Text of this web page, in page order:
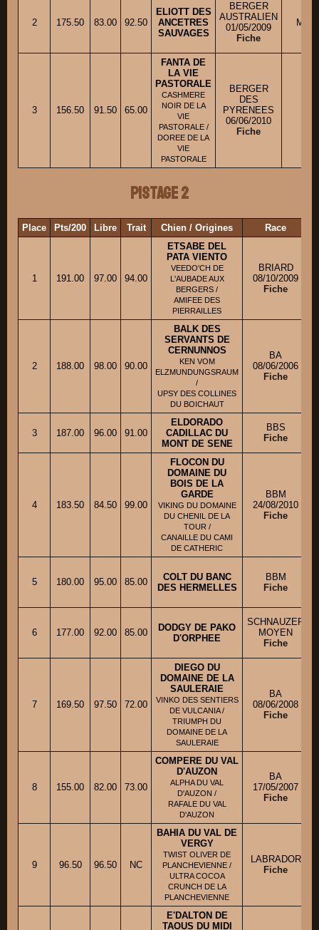
2 175.50 83.00 92.50
ELIOTT DES
ANCETRES
SAUVAGES
BERGER
AUSTRALIEN
01/05/2009
Fiche
M.
3 156.50 91.50 65.00
FANTA DE
LA VIE
PASTORALE
CASHMERE
NOIR DE LA
VIE
PASTORALE /
DOREE DE LA
VIE
PASTORALE
BERGER
DES
PYRENEES
06/06/2010
Fiche
Pistage 2
Place Pts/200 Libre Trait Chien / Origines Race
1 191.00 97.00 94.00
ETSABE DEL
PATA VIENTO
VEEDO'CH DE
L'AUBADE AUX
BERGERS /
AMIFEE DES
PIERRAILLES
BRIARD
08/10/2009
Fiche
2 188.00 98.00 90.00
BALK DES
SERVANTS DE
CERNUNNOS
KEN VOM
ELZMUNDUNGSRAUM
/
UPSY DES COLLINES
DU BOICHAUT
BA
08/06/2006
Fiche
3 187.00 96.00 91.00
ELDORADO
CADILLAC DU
MONT DE SENE
BBS
Fiche
4 183.50 84.50 99.00
FLOCON DU
DOMAINE DU
BOIS DE LA
GARDE
VIKING DU DOMAINE
DU CHENIL DE LA
TOUR /
CANAILLE DU CAMI
DE CATHERIC
BBM
24/08/2010
Fiche
5 180.00 95.00 85.00
COLT DU BANC
DES HERMELLES
BBM
Fiche
6 177.00 92.00 85.00
DODGY DE PAKO
D'ORPHEE
SCHNAUZER
MOYEN
Fiche
7 169.50 97.50 72.00
DIEGO DU
DOMAINE DE LA
SAULERAIE
VINKO DES SENTIERS
DE VULCANIA /
TRIUMPH DU
DOMAINE DE LA
SAULERAIE
BA
08/06/2008
Fiche
8 155.00 82.00 73.00
COMPERE DU VAL
D'AUZON
ALPHA DU VAL
D'AUZON /
RAFALE DU VAL
D'AUZON
BA
17/05/2007
Fiche
9 96.50 96.50 NC
BAHIA DU VAL DE
VERGY
TWIST OLIVER DE
PLANCHEVIENNE /
ULTRA COCOA
CRUNCH DE LA
PLANCHEVIENNE
LABRADOR
Fiche
E'DALTON DE
TAOUS DU MIDI